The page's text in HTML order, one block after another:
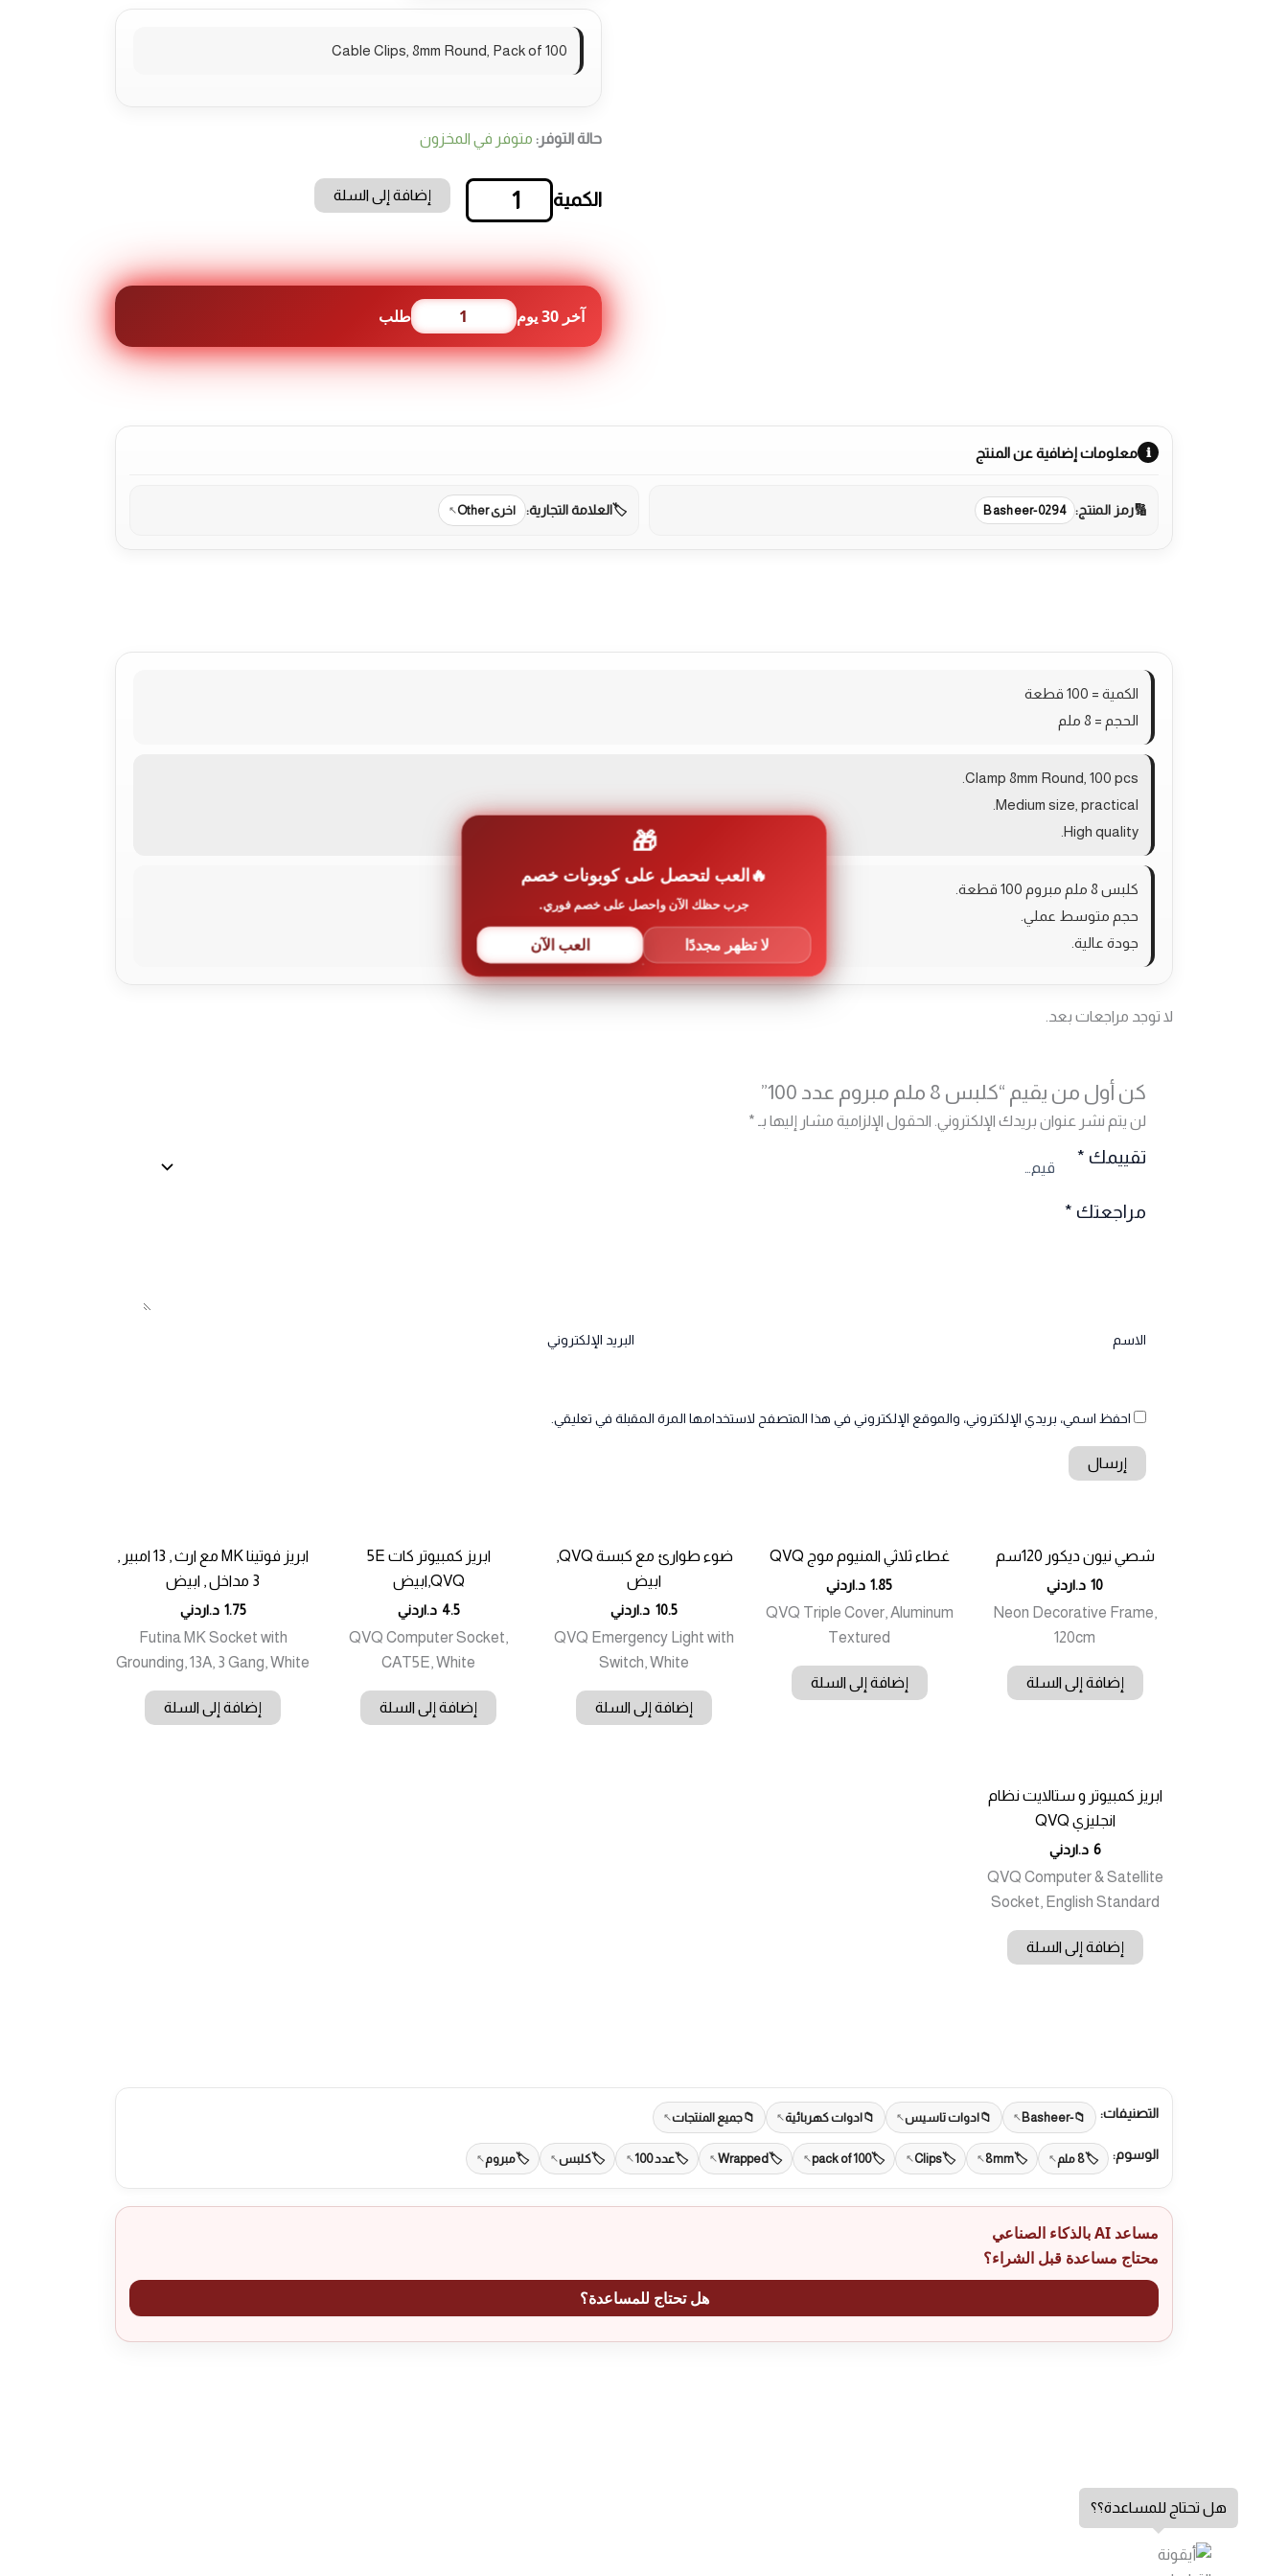
Cable Clips, 8mm Round, Pack of 100
حالة التوفر: متوفر في المخزون
كمية
ملم
مبروم
عدد
100
إضافة إلى السلة
آخر 30 يوم 1 طلب
معلومات إضافية عن المنتج
رمز المنتج: Basheer-0294 العلامة التجارية: اخرى Other
الكمية = 100 قطعة
الحجم = 8 ملم
Clamp 8mm Round, 100 pcs.
Medium size, practical.
High quality.
كلبس 8 ملم مبروم 100 قطعة.
حجم متوسط عملي.
جودة عالية.
لا توجد مراجعات بعد.
كن أول من يقيم “كلبس 8 ملم مبروم عدد 100”
لن يتم نشر عنوان بريدك الإلكتروني. الحقول الإلزامية مشار إليها بـ *
تقييمك *
مراجعتك *
الاسم البريد الإلكتروني
احفظ اسمي، بريدي الإلكتروني، والموقع الإلكتروني في هذا المتصفح لاستخدامها المرة المقبلة في تعليقي.
شصي نيون ديكور 120سم
10 د.اردني
Neon Decorative Frame,
120cm
إضافة إلى السلة
غطاء ثلاثي المنيوم موج QVQ
1.85 د.اردني
QVQ Triple Cover, Aluminum
Textured
إضافة إلى السلة
ضوء طوارئ مع كبسة QVQ,
ابيض
10.5 د.اردني
QVQ Emergency Light with
Switch, White
إضافة إلى السلة
ابريز كمبيوتر كات 5E
QVQ,ابيض
4.5 د.اردني
QVQ Computer Socket,
CAT5E, White
إضافة إلى السلة
ابريز فوتينا MK مع ارث , 13 امبير ,
3 مداخل , ابيض
1.75 د.اردني
Futina MK Socket with
Grounding, 13A, 3 Gang, White
إضافة إلى السلة
ابريز كمبيوتر و ستالايت نظام
انجليزي QVQ
6 د.اردني
QVQ Computer & Satellite
Socket, English Standard
إضافة إلى السلة
التصنيفات: -Basheer ادوات تاسيس ادوات كهربائية جميع المنتجات
الوسوم: 8 ملم 8mm
Clips
pack of 100
Wrapped عدد 100 كلبس مبروم
مساعد AI بالذكاء الصناعي
محتاج مساعدة قبل الشراء؟
هل تحتاج للمساعدة؟
هل تحتاج للمساعدة؟؟
🎁
العب لتحصل على كوبونات خصم
جرب حظك الآن واحصل على خصم فوري.
لا تظهر مجددًا العب الآن